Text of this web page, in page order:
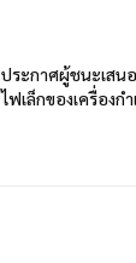
ประกาศผู้ชนะเสน
ไฟเล็กของเครื่องก